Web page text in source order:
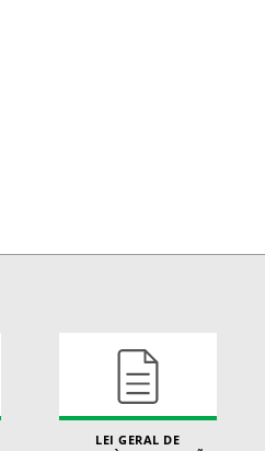
LEI GERAL DE